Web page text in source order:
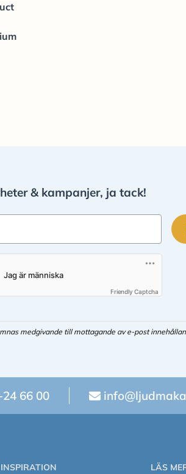
& kampanjer, ja tack!
Friendly Captcha
medgivande till mottagande av e-post
66 00
INSPIRATION
LÄS